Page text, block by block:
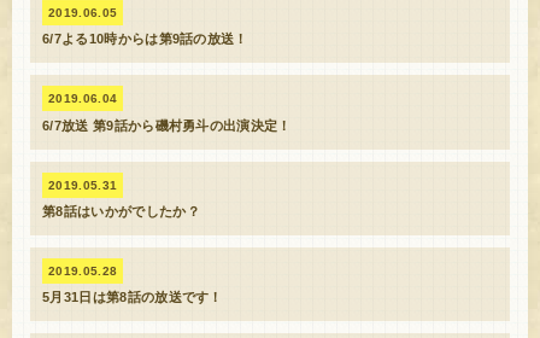
2019.06.05
6/7よる10時からは第9話の放送！
2019.06.04
6/7放送 第9話から磯村勇斗の出演決定！
2019.05.31
第8話はいかがでしたか？
2019.05.28
5月31日は第8話の放送です！